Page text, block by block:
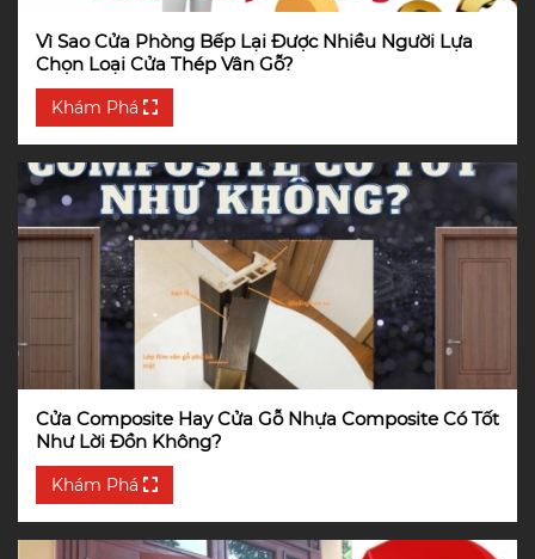
Vì Sao Cửa Phòng Bếp Lại Được Nhiều Người Lựa
Chọn Loại Cửa Thép Vân Gỗ?
Khám Phá
Cửa Composite Hay Cửa Gỗ Nhựa Composite Có Tốt
Như Lời Đồn Không?
Khám Phá